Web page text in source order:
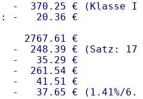
-  370.25 € (Klasse I)
-   20.36 €
2767.61 €
-  248.39 € (Satz:
-   35.29 €
-  261.54 €
-   41.51 €
-   37.65 € ( 1.41%/